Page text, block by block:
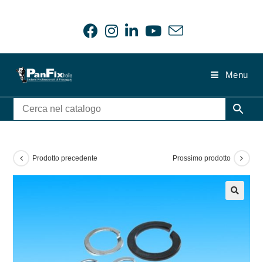
Menu
Prodotto precedente Prossimo prodotto